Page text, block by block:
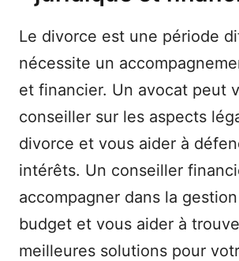
Le divorce est une période
nécessite un
et financier. Un avocat peut
conseiller sur les aspects
divorce et vous aider à
intérêts. Un conseiller
accompagner dans la
budget et vous aider à
meilleures solutions pour